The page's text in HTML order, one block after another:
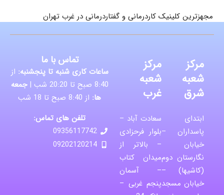
مجهزترین کلینیک کاردرمانی و گفتاردرمانی در غرب تهران
مرکز
شعبه
شرق
ابتدای
پاسداران –
خیابان
نگارستان دوم
(کاشیها) –
خیابان مسجد
مرکز
شعبه
غرب
سعادت آباد –
بلوار فرحزادی
– بالاتر از
میدان کتاب
– آسمان
پنجم غربی –
تماس با ما
ساعات کاری شنبه تا پنجشنبه: از
8:40 صبح تا 20:20 شب |
جمعه
ها: از 8:40 صبح تا 18 شب
تلفن های تماس:
09356117742
09202120214